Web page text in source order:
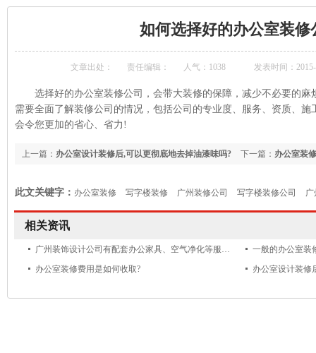
如何选择好的办公室装修
文章出处： 责任编辑： 人气： 1038 发表时间：
选择好的办公室装修公司，会带大装修的保障，减少不必要的
需要全面了解装修公司的情况，包括公司的专业度、服务、资质、
会令您更加的省心、省力!
下一篇： 办公室装
上一篇： 办公室设计装修后,可以更彻底地去掉油漆味吗?
此文关键字： 办公室装修 写字楼装修 广州装修公司 写字楼装修公司 广
相关资讯
广州装饰设计公司有配套办公家具、空气净化等服务吗?
一般的办公室装
办公室装修费用是如何收取?
办公室设计装修